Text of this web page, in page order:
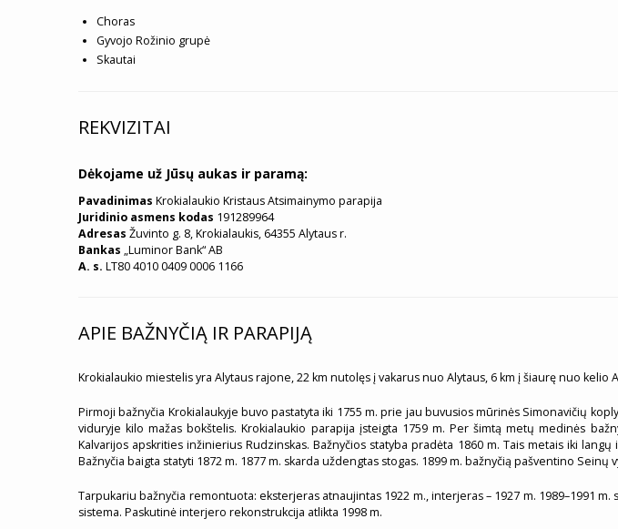
Choras
Gyvojo Rožinio grupė
Skautai
REKVIZITAI
Dėkojame už Jūsų aukas ir paramą:
Pavadinimas Krokialaukio Kristaus Atsimainymo parapija
Juridinio asmens kodas 191289964
Adresas Žuvinto g. 8, Krokialaukis, 64355 Alytaus r.
Bankas „Luminor Bank“ AB
A. s. LT80 4010 0409 0006 1166
APIE BAŽNYČIĄ IR PARAPIJĄ
Krokialaukio miestelis yra Alytaus rajone, 22 km nutolęs į vakarus nuo Alytaus, 6 km į šiaurę nuo kelio
Pirmoji bažnyčia Krokialaukyje buvo pastatyta iki 1755 m. prie jau buvusios mūrinės Simonavičių
viduryje kilo mažas bokštelis. Krokialaukio parapija įsteigta 1759 m. Per šimtą metų medinės
Kalvarijos apskrities inžinierius Rudzinskas. Bažnyčios statyba pradėta 1860 m. Tais metais iki
Bažnyčia baigta statyti 1872 m. 1877 m. skarda uždengtas stogas. 1899 m. bažnyčią pašventino Seinų
Tarpukariu bažnyčia remontuota: eksterjeras atnaujintas 1922 m., interjeras – 1927 m. 1989–1991
sistema. Paskutinė interjero rekonstrukcija atlikta 1998 m.